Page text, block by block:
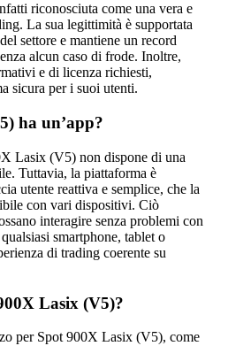
riconosciuta come una vera e
La sua legittimità è supportata
settore e mantiene un record
alcun caso di frode. Inoltre,
e di licenza richiesti,
sicura per i suoi utenti.
ha un’app?
Lasix (V5) non dispone di una
Tuttavia, la piattaforma è
utente reattiva e semplice, che la
con vari dispositivi. Ciò
interagire senza problemi con
smartphone, tablet o
di trading coerente su
Lasix (V5)?
per Spot 900X Lasix (V5), come